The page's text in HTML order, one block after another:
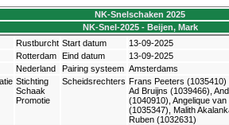
NK-Snelschaken 2025
NK-Snel-2025 - Beijen, Mark
Rustburcht Start datum
13-09-2025
Rotterdam Eind datum
13-09-2025
Nederland Pairing systeem Amsterdams
Stichting
Schaak
Promotie
Scheidsrechters Frans Peeters (1035410)
Ad Bruijns (1039466),
(1040910), Angelique
(1035347), Malith
Ruben (1032631)